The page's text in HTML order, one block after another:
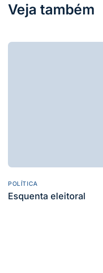
Veja também
POLÍTICA
Esquenta eleitoral